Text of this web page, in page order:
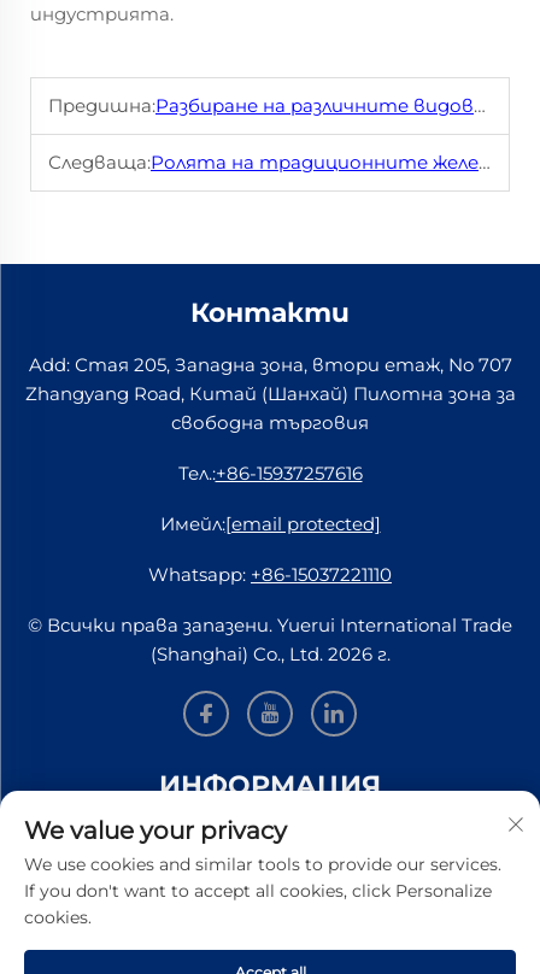
индустрията.
Предишна:Разбиране на различните видове традиционни железопъти преградки
Следваща:Ролята на традиционните железопътни закачащи елементи при тежки фрахтови операции
Контакти
Add: Стая 205, Западна зона, втори етаж, No 707
Zhangyang Road, Китай (Шанхай) Пилотна зона за
свободна търговия
Тел.:+86-15937257616
Имейл:[email protected]
Whatsapp: +86-15037221110
© Всички права запазени. Yuerui International Trade
(Shanghai) Co., Ltd. 2026 г.
ИНФОРМАЦИЯ
Запишете се, за да получавате нашия седмичен
бюлетин
We value your privacy
We use cookies and similar tools to provide our services.
If you don't want to accept all cookies, click Personalize
cookies.